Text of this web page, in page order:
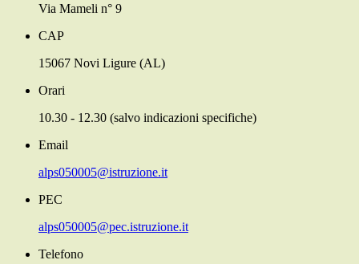
Via Mameli n° 9
CAP
15067 Novi Ligure (AL)
Orari
10.30 - 12.30 (salvo indicazioni specifiche)
Email
alps050005@istruzione.it
PEC
alps050005@pec.istruzione.it
Telefono